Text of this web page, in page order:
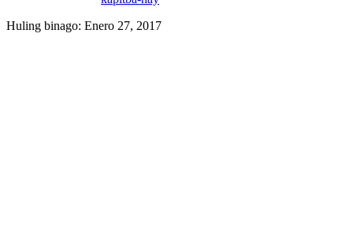
Huling binago: Enero 27, 2017